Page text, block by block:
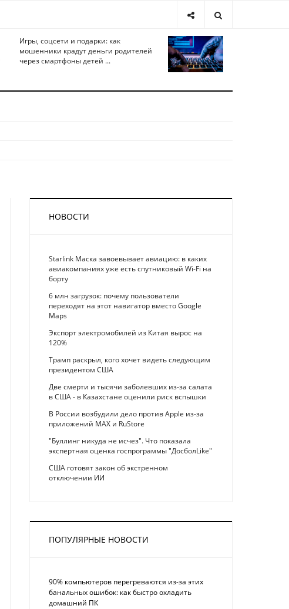
Игры, соцсети и подарки: как
мошенники крадут деньги родителей
через смартфоны детей ...
НОВОСТИ
Starlink Маска завоевывает авиацию: в каких
авиакомпаниях уже есть спутниковый Wi-Fi на
борту
6 млн загрузок: почему пользователи
переходят на этот навигатор вместо Google
Maps
Экспорт электромобилей из Китая вырос на
120%
Трамп раскрыл, кого хочет видеть следующим
президентом США
Две смерти и тысячи заболевших из-за салата
в США - в Казахстане оценили риск вспышки
В России возбудили дело против Apple из-за
приложений MAX и RuStore
"Буллинг никуда не исчез". Что показала
экспертная оценка госпрограммы "ДосболLike"
США готовят закон об экстренном
отключении ИИ
ПОПУЛЯРНЫЕ НОВОСТИ
90% компьютеров перегреваются из-за этих
банальных ошибок: как быстро охладить
домашний ПК